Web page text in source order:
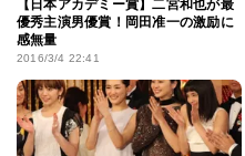
【日本アカデミー賞】二宮和也が最
優秀主演男優賞！岡田准一の激励に
感無量
2016/3/4 22:41